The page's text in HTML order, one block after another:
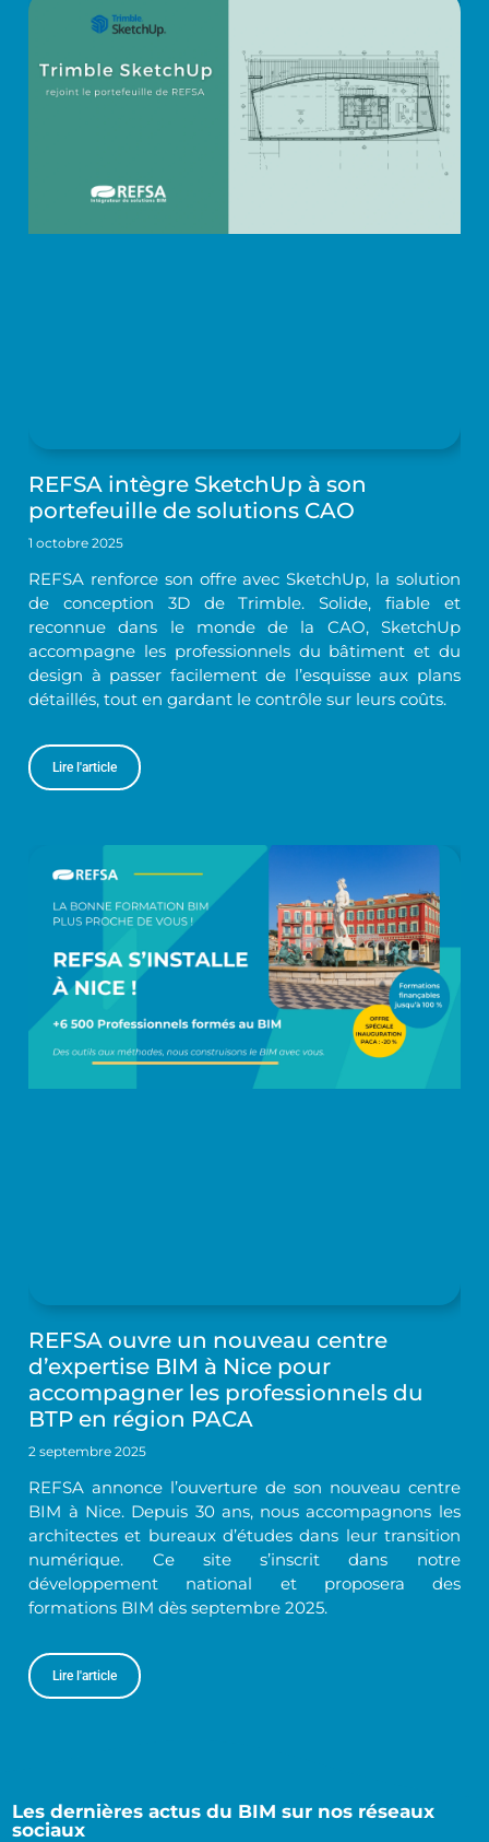
REFSA intègre SketchUp à son
portefeuille de solutions CAO
1 octobre 2025
REFSA renforce son offre avec SketchUp, la solution
de conception 3D de Trimble. Solide, fiable et
reconnue dans le monde de la CAO, SketchUp
accompagne les professionnels du bâtiment et du
design à passer facilement de l’esquisse aux plans
détaillés, tout en gardant le contrôle sur leurs coûts.
Lire l'article
REFSA ouvre un nouveau centre
d’expertise BIM à Nice pour
accompagner les professionnels du
BTP en région PACA
2 septembre 2025
REFSA annonce l’ouverture de son nouveau centre
BIM à Nice. Depuis 30 ans, nous accompagnons les
architectes et bureaux d’études dans leur transition
numérique. Ce site s’inscrit dans notre
développement national et proposera des
formations BIM dès septembre 2025.
Lire l'article
Les dernières actus du BIM sur nos réseaux
sociaux